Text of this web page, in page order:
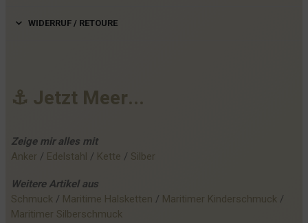
WIDERRUF / RETOURE
⚓ Jetzt Meer...
Zeige mir alles mit
Anker / Edelstahl / Kette / Silber
Weitere Artikel aus
Schmuck / Maritime Halsketten / Maritimer Kinderschmuck
Maritimer Silberschmuck